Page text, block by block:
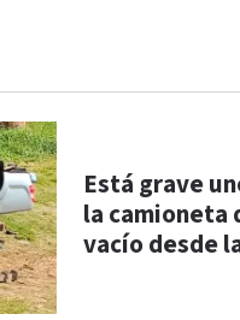
Está grave
la camioneta
vacío desde